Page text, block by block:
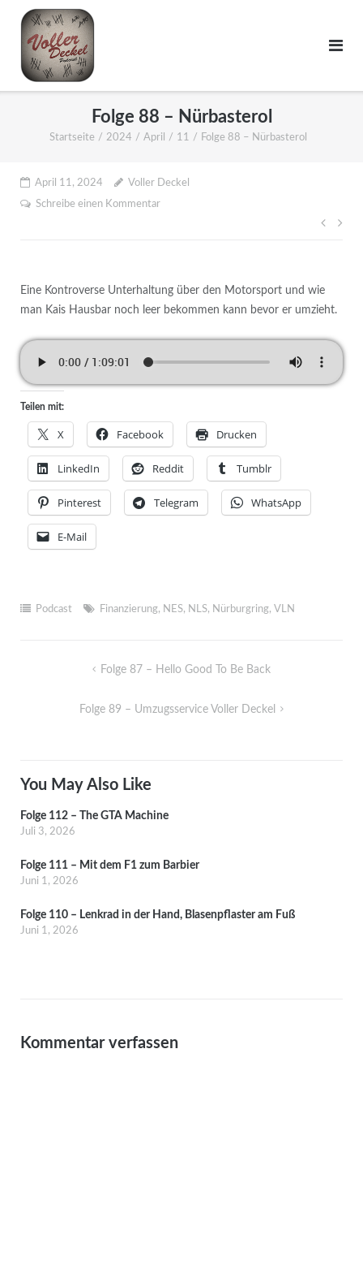
Folge 88 – Nürbasterol
Startseite / 2024 / April / 11 / Folge 88 – Nürbasterol
April 11, 2024
Voller Deckel
Schreibe einen Kommentar
Eine Kontroverse Unterhaltung über den Motorsport und wie
man Kais Hausbar noch leer bekommen kann bevor er umzieht.
Teilen mit:
X Facebook Drucken
LinkedIn Reddit Tumblr
Pinterest Telegram WhatsApp
E-Mail
Podcast Finanzierung, NES, NLS, Nürburgring, VLN
Folge 87 – Hello Good To Be Back
Folge 89 – Umzugsservice Voller Deckel
You May Also Like
Folge 112 – The GTA Machine
Juli 3, 2026
Folge 111 – Mit dem F1 zum Barbier
Juni 1, 2026
Folge 110 – Lenkrad in der Hand, Blasenpflaster am Fuß
Juni 1, 2026
Kommentar verfassen